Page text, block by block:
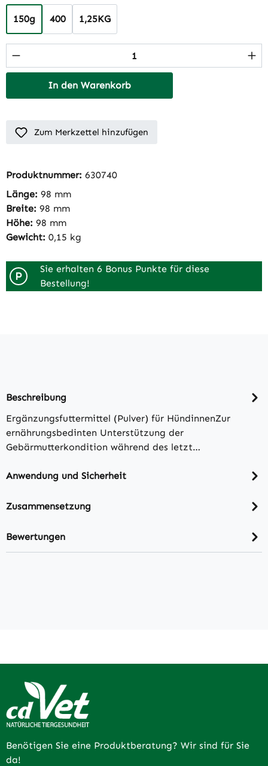
150g 400 1,25KG
Produkt Anzahl: Gib den gewünschten
In den Warenkorb
Zum Merkzettel hinzufügen
Produktnummer: 630740
Länge: 98 mm
Breite: 98 mm
Höhe: 98 mm
Gewicht: 0,15 kg
P
Sie erhalten 6 Bonus Punkte für diese
Bestellung!
Beschreibung
Ergänzungsfuttermittel (Pulver) für HündinnenZur
ernährungsbedinten Unterstützung der
Gebärmutterkondition während des letzt…
Anwendung und Sicherheit
Zusammensetzung
Bewertungen
Benötigen Sie eine Produktberatung? Wir sind für Sie
da!